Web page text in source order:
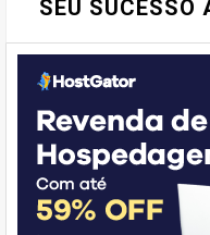
SEU SUCESSO